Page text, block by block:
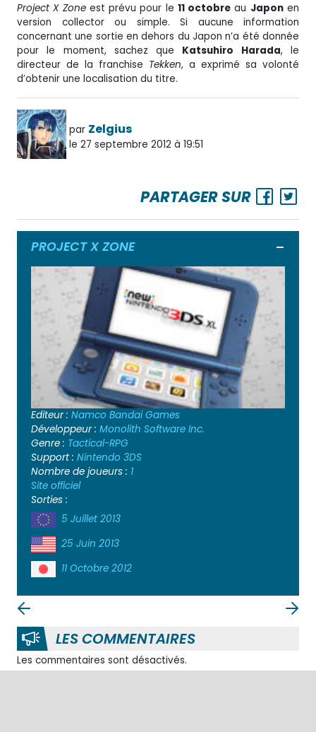
Project X Zoneest prévu pour le 11 octobre au Japonen
version collector ou simple. Si aucune information
concernant une sortie en dehors du Japon n’a été donnée
pour le moment, sachez que Katsuhiro Harada, le
directeur de la franchise Tekken, a exprimé sa volonté
d’obtenir une localisation du titre.
par Zelgius
le 27 septembre 2012 à 19:51
PARTAGER SUR
PROJECT X ZONE
Editeur : Namco Bandai Games
Développeur : Monolith Software Inc.
Genre : Tactical-RPG
Support : Nintendo 3DS
Nombre de joueurs : 1
Site officiel
Sorties :
5 Juillet 2013
25 Juin 2013
11 Octobre 2012
LES COMMENTAIRES
Les commentaires sont désactivés.